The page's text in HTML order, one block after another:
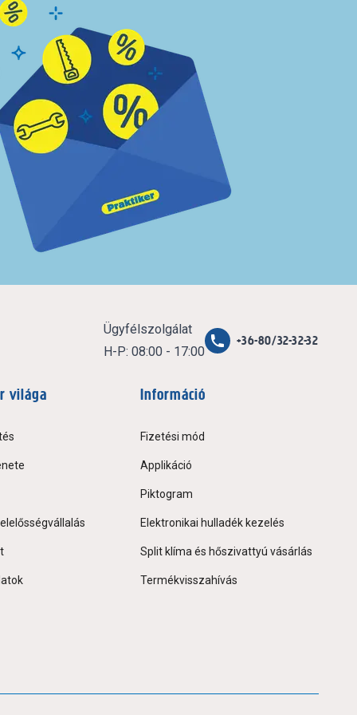
Ügyfélszolgálat
H-P: 08:00 - 17:00
+36-80/32-32-32
világa Információ
Fizetési mód
Applikáció
Piktogram
Elektronikai hulladék kezelés
Split klíma és hőszivattyú vásárlás
Termékvisszahívás